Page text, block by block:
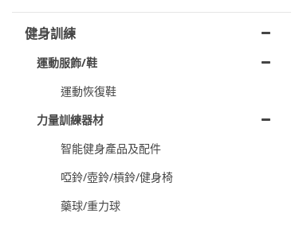
健身訓練
運動服飾/鞋
運動恢復鞋
力量訓練器材
智能健身產品及配件
啞鈴/壺鈴/槓鈴/健身椅
藥球/重力球